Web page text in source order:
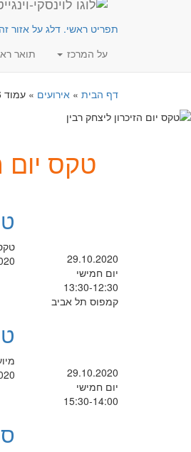
תפריט ראשי. דלג על אזור
על המרכז
תואר
דף הבית » אירועים » עמוד 116
טקס יום
29.10.2020
יום חמישי
13:30-12:30
קמפוס תל אביב
טקס
29.10.2020
יום חמישי
15:30-14:00